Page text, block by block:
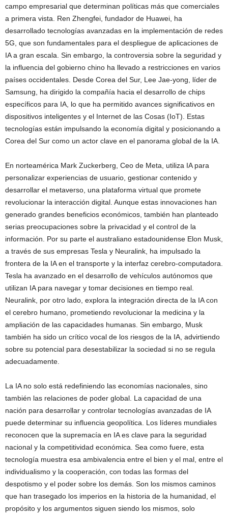
campo empresarial que determinan políticas más que comerciales
a primera vista. Ren Zhengfei, fundador de Huawei, ha
desarrollado tecnologías avanzadas en la implementación de redes
5G, que son fundamentales para el despliegue de aplicaciones de
IA a gran escala. Sin embargo, la controversia sobre la seguridad y
la influencia del gobierno chino ha llevado a restricciones en varios
países occidentales. Desde Corea del Sur, Lee Jae-yong, líder de
Samsung, ha dirigido la compañía hacia el desarrollo de chips
específicos para IA, lo que ha permitido avances significativos en
dispositivos inteligentes y el Internet de las Cosas (IoT). Estas
tecnologías están impulsando la economía digital y posicionando a
Corea del Sur como un actor clave en el panorama global de la IA.
En norteamérica Mark Zuckerberg, Ceo de Meta, utiliza IA para
personalizar experiencias de usuario, gestionar contenido y
desarrollar el metaverso, una plataforma virtual que promete
revolucionar la interacción digital. Aunque estas innovaciones han
generado grandes beneficios económicos, también han planteado
serias preocupaciones sobre la privacidad y el control de la
información. Por su parte el australiano estadounidense Elon Musk,
a través de sus empresas Tesla y Neuralink, ha impulsado la
frontera de la IA en el transporte y la interfaz cerebro-computadora.
Tesla ha avanzado en el desarrollo de vehículos autónomos que
utilizan IA para navegar y tomar decisiones en tiempo real.
Neuralink, por otro lado, explora la integración directa de la IA con
el cerebro humano, prometiendo revolucionar la medicina y la
ampliación de las capacidades humanas. Sin embargo, Musk
también ha sido un crítico vocal de los riesgos de la IA, advirtiendo
sobre su potencial para desestabilizar la sociedad si no se regula
adecuadamente.
La IA no solo está redefiniendo las economías nacionales, sino
también las relaciones de poder global. La capacidad de una
nación para desarrollar y controlar tecnologías avanzadas de IA
puede determinar su influencia geopolítica. Los líderes mundiales
reconocen que la supremacía en IA es clave para la seguridad
nacional y la competitividad económica. Sea como fuere, esta
tecnología muestra esa ambivalencia entre el bien y el mal, entre el
individualismo y la cooperación, con todas las formas del
despotismo y el poder sobre los demás. Son los mismos caminos
que han trasegado los imperios en la historia de la humanidad, el
propósito y los argumentos siguen siendo los mismos, solo